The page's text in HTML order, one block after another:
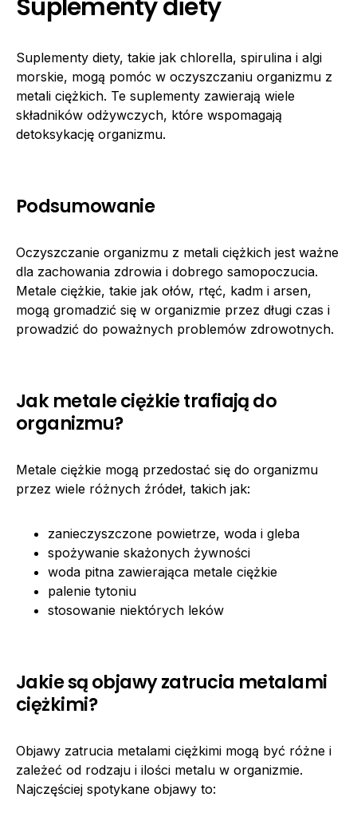
Suplementy diety
Suplementy diety, takie jak chlorella, spirulina i algi
morskie, mogą pomóc w oczyszczaniu organizmu z
metali ciężkich. Te suplementy zawierają wiele
składników odżywczych, które wspomagają
detoksykację organizmu.
Podsumowanie
Oczyszczanie organizmu z metali ciężkich jest ważne
dla zachowania zdrowia i dobrego samopoczucia.
Metale ciężkie, takie jak ołów, rtęć, kadm i arsen,
mogą gromadzić się w organizmie przez długi czas i
prowadzić do poważnych problemów zdrowotnych.
Jak metale ciężkie trafiają do
organizmu?
Metale ciężkie mogą przedostać się do organizmu
przez wiele różnych źródeł, takich jak:
zanieczyszczone powietrze, woda i gleba
spożywanie skażonych żywności
woda pitna zawierająca metale ciężkie
palenie tytoniu
stosowanie niektórych leków
Jakie są objawy zatrucia metalami
ciężkimi?
Objawy zatrucia metalami ciężkimi mogą być różne i
zależeć od rodzaju i ilości metalu w organizmie.
Najczęściej spotykane objawy to: